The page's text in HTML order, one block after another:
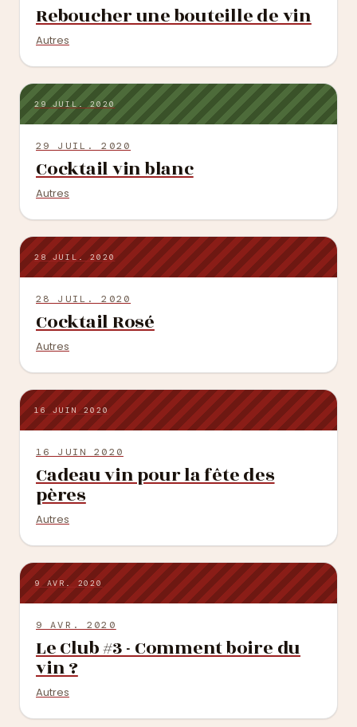
Reboucher une bouteille de vin
Autres
29 JUIL. 2020
29 JUIL. 2020
Cocktail vin blanc
Autres
28 JUIL. 2020
28 JUIL. 2020
Cocktail Rosé
Autres
16 JUIN 2020
16 JUIN 2020
Cadeau vin pour la fête des
pères
Autres
9 AVR. 2020
9 AVR. 2020
Le Club #3 - Comment boire du
vin ?
Autres